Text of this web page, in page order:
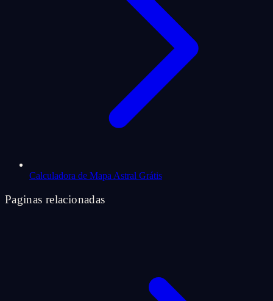
Calculadora de Mapa Astral Grátis
Paginas relacionadas